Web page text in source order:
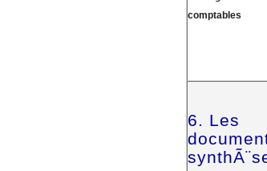
comptables
6. Les